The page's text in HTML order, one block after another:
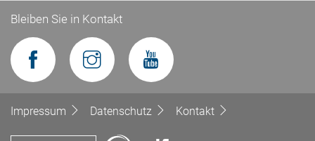
Bleiben Sie in Kontakt
Impressum Datenschutz Kontakt